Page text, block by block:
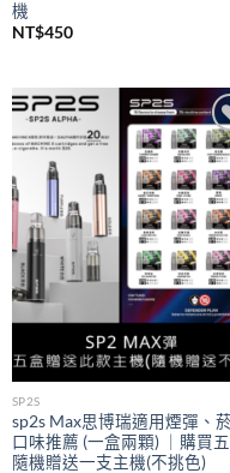
機
NT$450
SP2S
sp2s Max思博瑞適用煙彈、
口味推薦 (一盒兩顆) ｜購買
隨機贈送一支主機(不挑色)